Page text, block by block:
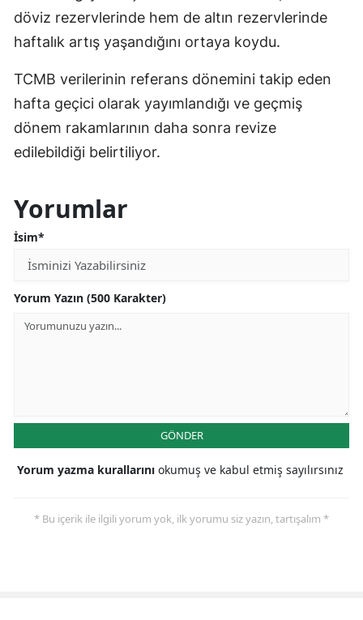
döviz rezervlerinde hem de altın rezervlerinde
haftalık artış yaşandığını ortaya koydu.
TCMB verilerinin referans dönemini takip eden
hafta geçici olarak yayımlandığı ve geçmiş
dönem rakamlarının daha sonra revize
edilebildiği belirtiliyor.
Yorumlar
İsim*
Yorum Yazın (500 Karakter)
GÖNDER
Yorum yazma kurallarını okumuş ve kabul etmiş sayılırsınız
* Bu içerik ile ilgili yorum yok, ilk yorumu siz yazın, tartışalım *